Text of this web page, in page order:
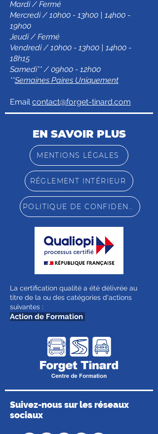
Mardi / Fermé
Mercredi / 10h00 - 13h00 | 14h00 -
19h00
Jeudi / Fermé
Vendredi / 10h00 - 13h00 | 14h00 -
18h15
Samedi** / 09h00 - 12h00
**Semaines Paires Uniquement
Emailcontact@forget-tinard.com
EN SAVOIR PLUS
MENTIONS LÉGALES
RÉGLEMENT INTÉRIEUR
POLITIQUE DE CONFIDENTIALITÉ
La certification qualité a été délivrée au
titre de la ou des catégories d'actions
suivantes :
Action de Formation
Suivez-nous sur les réseaux
sociaux